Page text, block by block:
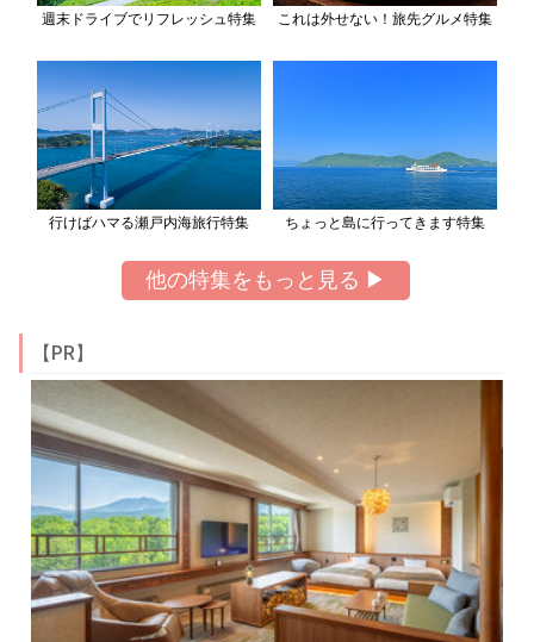
週末ドライブでリフレッシュ特集 これは外せない！旅先グルメ特集
行けばハマる瀬戸内海旅行特集 ちょっと島に行ってきます特集
他の特集をもっと見る ▶
【PR】